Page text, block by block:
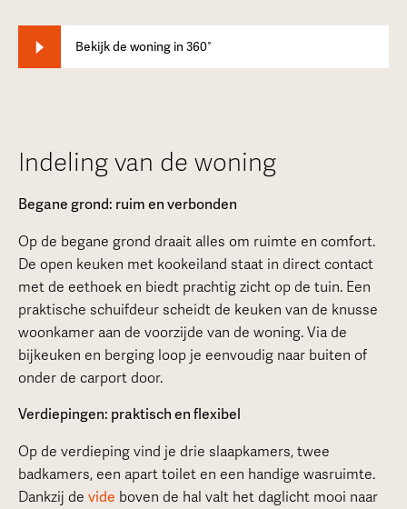
Bekijk de woning in 360°
Indeling van de woning
Begane grond: ruim en verbonden
Op de begane grond draait alles om ruimte en comfort.
De open keuken met kookeiland staat in direct contact
met de eethoek en biedt prachtig zicht op de tuin. Een
praktische schuifdeur scheidt de keuken van de knusse
woonkamer aan de voorzijde van de woning. Via de
bijkeuken en berging loop je eenvoudig naar buiten of
onder de carport door.
Verdiepingen: praktisch en flexibel
Op de verdieping vind je drie slaapkamers, twee
badkamers, een apart toilet en een handige wasruimte.
Dankzij de vide boven de hal valt het daglicht mooi naar